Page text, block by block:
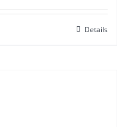
Details